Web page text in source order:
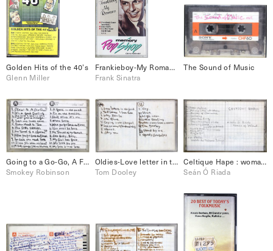
Golden Hits of the 40’s
Glenn Miller
Frankieboy-My Romance
Frank Sinatra
The Sound of Music
Going to a Go-Go, A Fork in the Road, etc
Smokey Robinson
Oldies-Love letter in the sand, Cry, etc.
Tom Dooley
Celtique Hape : woman of Ireland, etc.
Seán Ó Riada